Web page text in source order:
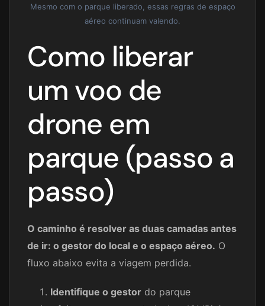
Mesmo com o parque liberado, essas regras de espaço
aéreo continuam valendo.
Como liberar
um voo de
drone em
parque (passo a
passo)
O caminho é resolver as duas camadas antes
de ir: o gestor do local e o espaço aéreo. O
fluxo abaixo evita a viagem perdida.
Identifique o gestor do parque